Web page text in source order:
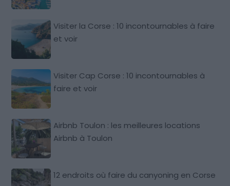
Visiter la Corse : 10 incontournables à faire
et voir
Visiter Cap Corse : 10 incontournables à
faire et voir
Airbnb Toulon : les meilleures locations
Airbnb à Toulon
12 endroits où faire du canyoning en Corse